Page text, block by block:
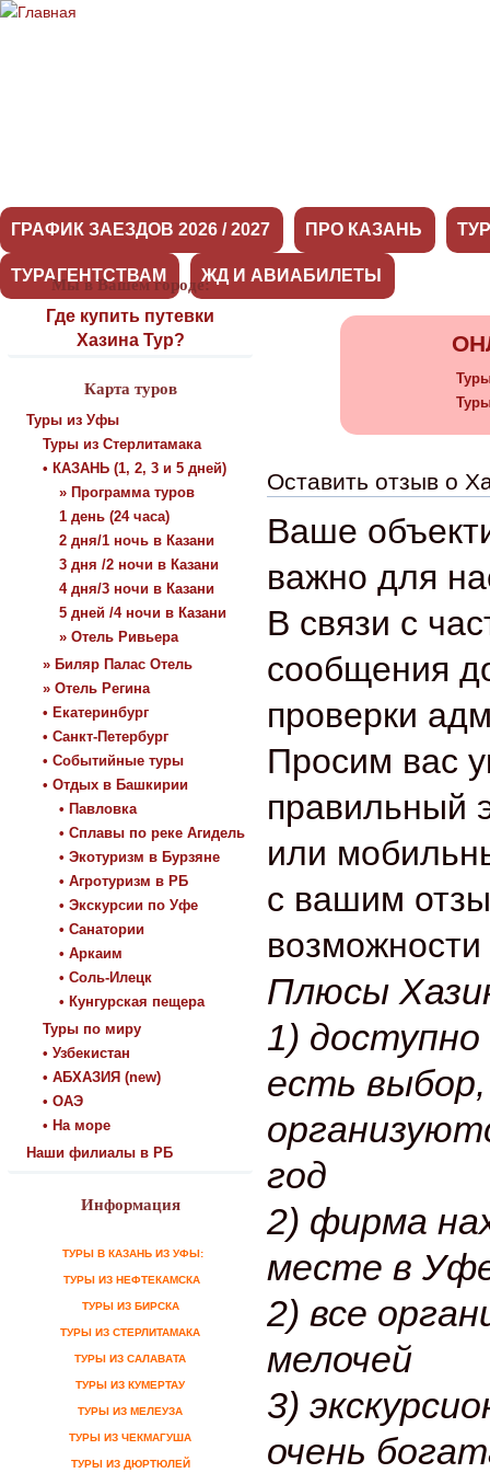
ГРАФИК ЗАЕЗДОВ 2026 / 2027 ПРО КАЗАНЬ
ТУРАГЕНТСТВАМ ЖД И АВИАБИЛЕТЫ
Мы в Вашем городе:
Где купить путевки
Хазина Тур?
Карта туров
Туры из Уфы
Туры из Стерлитамака
• КАЗАНЬ (1, 2, 3 и 5 дней)
» Программа туров
1 день (24 часа)
2 дня/1 ночь в Казани
3 дня /2 ночи в Казани
4 дня/3 ночи в Казани
5 дней /4 ночи в Казани
» Отель Ривьера
» Биляр Палас Отель
» Отель Регина
• Екатеринбург
• Санкт-Петербург
• Событийные туры
• Отдых в Башкирии
• Павловка
• Сплавы по реке Агидель
• Экотуризм в Бурзяне
• Агротуризм в РБ
• Экскурсии по Уфе
• Санатории
• Аркаим
• Соль-Илецк
• Кунгурская пещера
Туры по миру
• Узбекистан
• АБХАЗИЯ (new)
• ОАЭ
• На море
Наши филиалы в РБ
Информация
ТУРЫ В КАЗАНЬ ИЗ УФЫ:
ТУРЫ ИЗ НЕФТЕКАМСКА
ТУРЫ ИЗ БИРСКА
ТУРЫ ИЗ СТЕРЛИТАМАКА
ТУРЫ ИЗ САЛАВАТА
ТУРЫ ИЗ КУМЕРТАУ
ТУРЫ ИЗ МЕЛЕУЗА
ТУРЫ ИЗ ЧЕКМАГУША
ТУРЫ ИЗ ДЮРТЮЛЕЙ
О нас
Оставить отзыв о
Ваше
важно для
В связи с
сообщения
проверки
Просим вас
правильный
или
с вашим
возможности
Плюсы
1)
есть
год
2) фирма
месте в
2) все
мелочей
3)
очень